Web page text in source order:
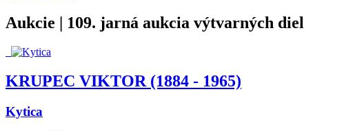
Aukcie | 109. jarná aukcia výtvarných diel
KRUPEC VIKTOR (1884 - 1965)
Kytica